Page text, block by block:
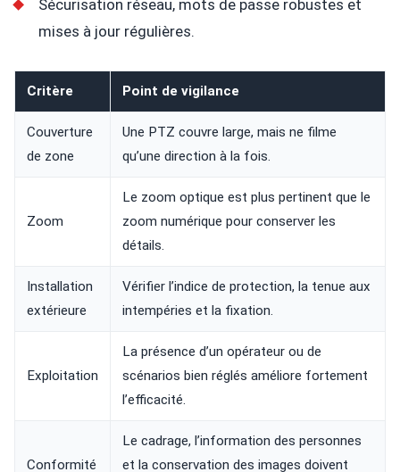
Sécurisation réseau, mots de passe robustes et
mises à jour régulières.
Critère Point de vigilance
Couverture
de zone
Une PTZ couvre large, mais ne filme
qu’une direction à la fois.
Zoom
Le zoom optique est plus pertinent que le
zoom numérique pour conserver les
détails.
Installation
extérieure
Vérifier l’indice de protection, la tenue aux
intempéries et la fixation.
Exploitation
La présence d’un opérateur ou de
scénarios bien réglés améliore fortement
l’efficacité.
Conformité
Le cadrage, l’information des personnes
et la conservation des images doivent